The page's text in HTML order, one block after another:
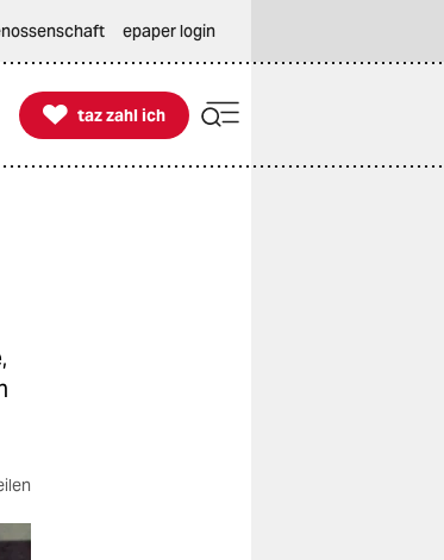
epaper login

taz zahl ich
taz zahl ich